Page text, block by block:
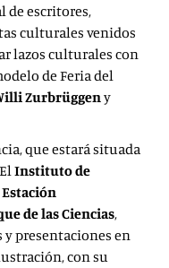
de escritores,
culturales venidos
lazos culturales con
de Feria del
Zurbrüggeny
que estará situada
Instituto de
Estación
de las Ciencias,
y presentaciones en
con su